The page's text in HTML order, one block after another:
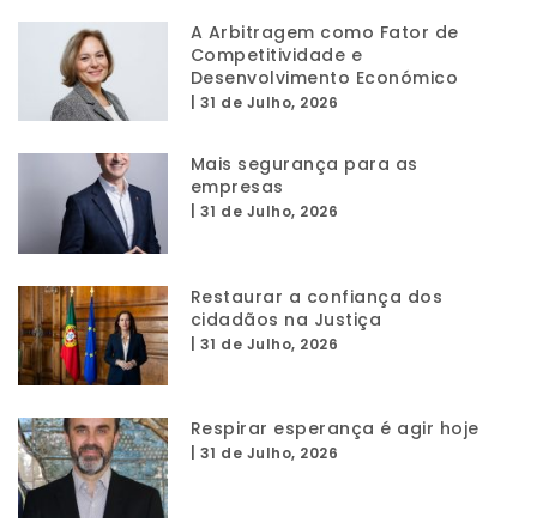
A Arbitragem como Fator de
Competitividade e
Desenvolvimento Económico
31 de Julho, 2026
Mais segurança para as
empresas
31 de Julho, 2026
Restaurar a confiança dos
cidadãos na Justiça
31 de Julho, 2026
Respirar esperança é agir hoje
31 de Julho, 2026